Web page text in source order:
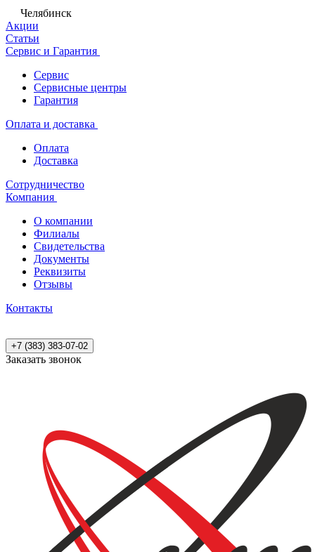
Челябинск
Акции
Статьи
Сервис и Гарантия
Сервис
Сервисные центры
Гарантия
Оплата и доставка
Оплата
Доставка
Сотрудничество
Компания
О компании
Филиалы
Свидетельства
Документы
Реквизиты
Отзывы
Контакты
+7 (383) 383-07-02
Заказать звонок